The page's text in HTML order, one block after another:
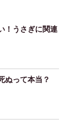
！うさぎに関連
ぬって本当？